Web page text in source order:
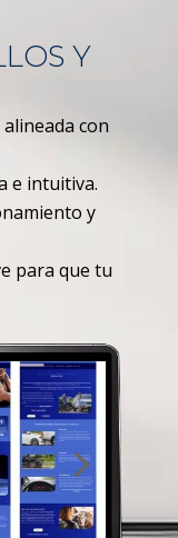
Y
con
e intuitiva.
y
para que tu